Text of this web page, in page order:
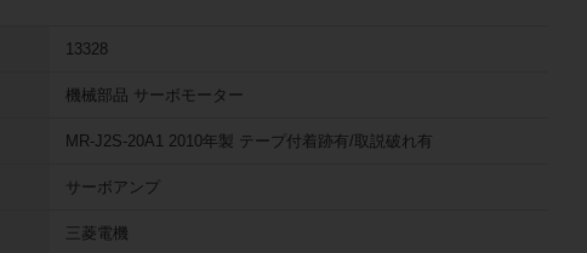
13328
機械部品 サーボモーター
MR-J2S-20A1 2010年製 テープ付着跡有/取説破れ有
サーボアンプ
三菱電機